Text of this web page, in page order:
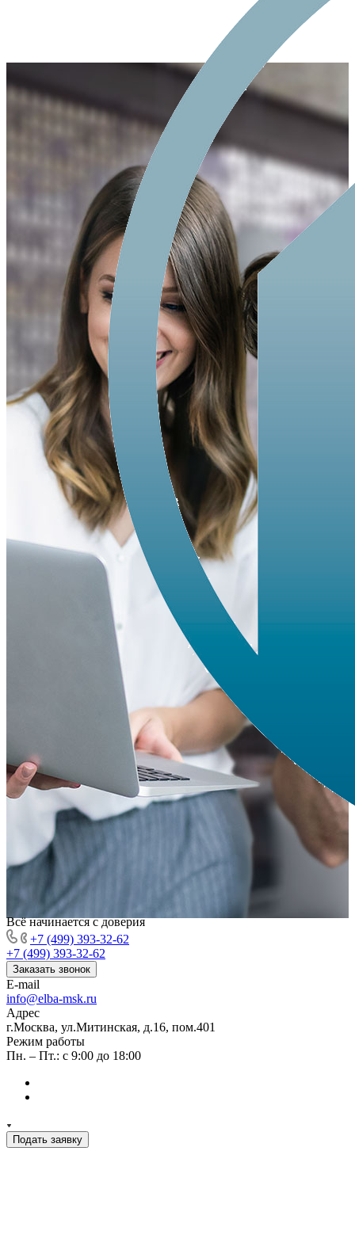
Всё начинается с доверия
+7 (499) 393-32-62
+7 (499) 393-32-62
Заказать звонок
E-mail
info@elba-msk.ru
Адрес
г.Москва, ул.Митинская, д.16, пом.401
Режим работы
Пн. – Пт.: с 9:00 до 18:00
Подать заявку